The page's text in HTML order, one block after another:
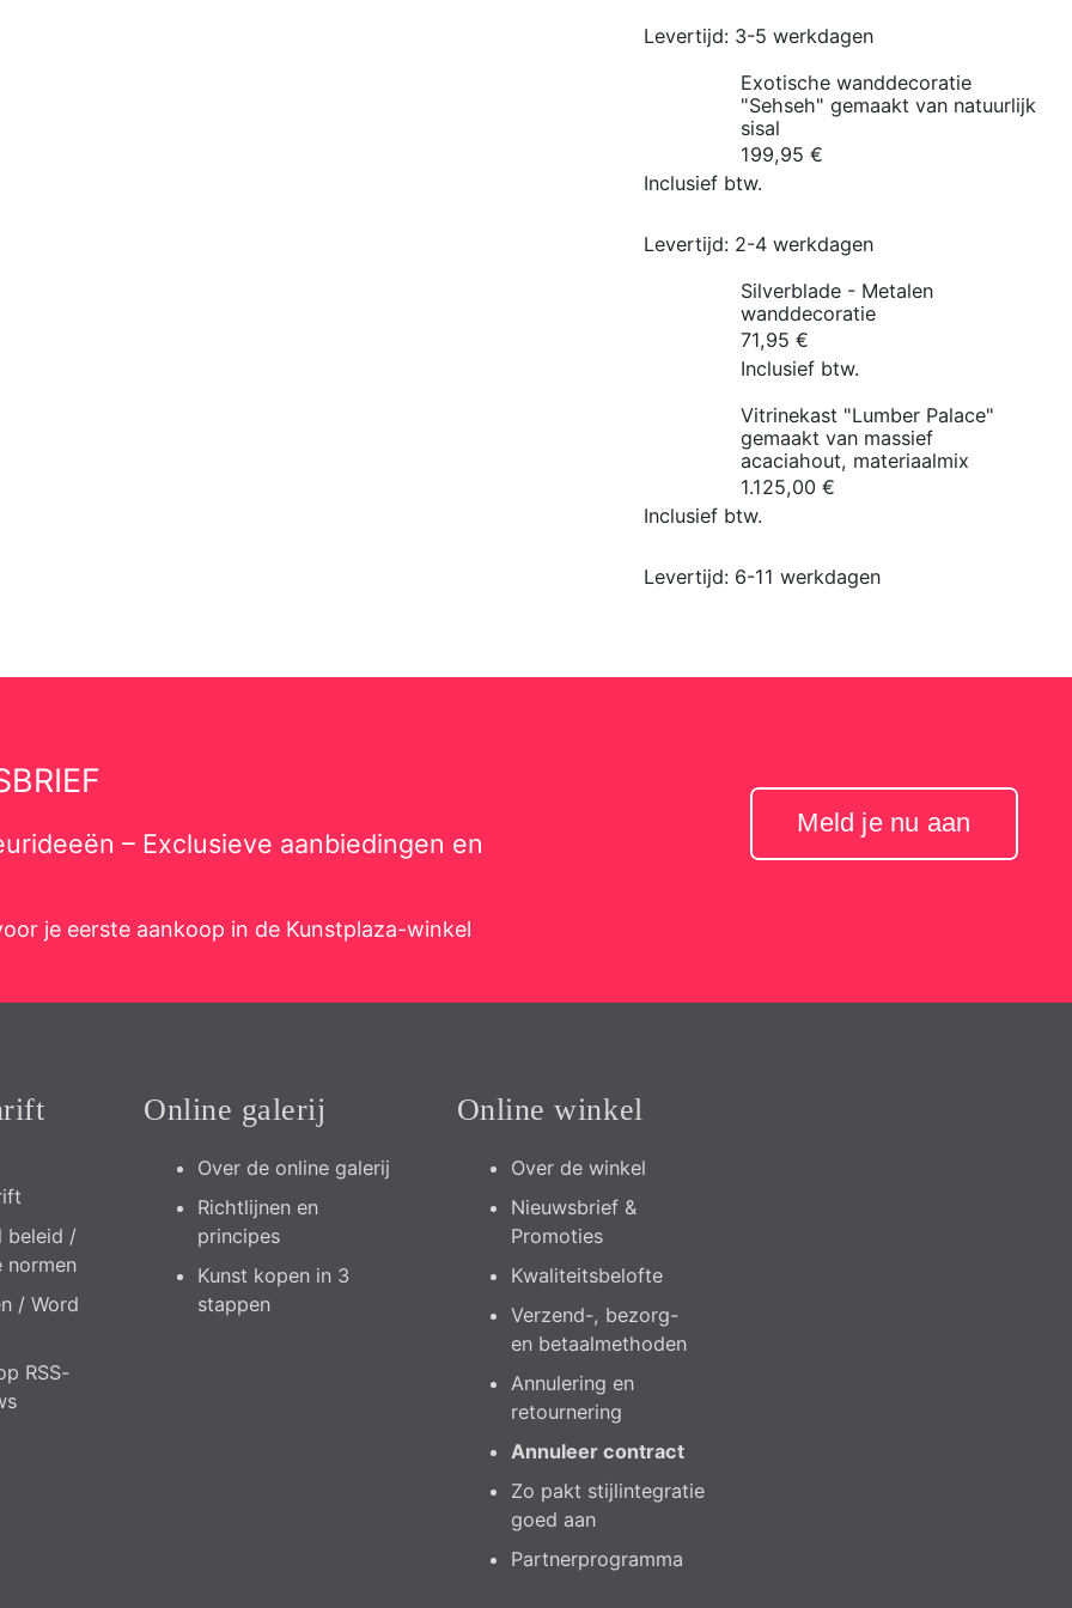
Levertijd: 3-5 werkdagen
Exotische wanddecoratie
"Sehseh" gemaakt van natuurlijk
sisal
199,95€
Inclusief btw.
Levertijd: 2-4 werkdagen
Silverblade - Metalen
wanddecoratie
71,95€
Inclusief btw.
Vitrinekast "Lumber Palace"
gemaakt van massief
acaciahout, materiaalmix
1.125,00€
Inclusief btw.
Levertijd: 6-11 werkdagen
– Exclusieve aanbiedingen en
je eerste aankoop in de Kunstplaza-winkel
Meld je nu aan
beleid /
normen
/ Word
RSS-
Online galerij
Over de online galerij
Richtlijnen en
principes
Kunst kopen in 3
stappen
Online winkel
Over de winkel
Nieuwsbrief &
Promoties
Kwaliteitsbelofte
Verzend-, bezorg-
en betaalmethoden
Annulering en
retournering
Annuleer contract
Zo pakt stijlintegratie
goed aan
Partnerprogramma